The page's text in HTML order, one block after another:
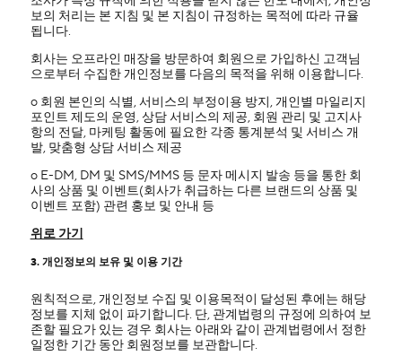
보의 처리는 본 지침 및 본 지침이 규정하는 목적에 따라 규율
됩니다.
회사는 오프라인 매장을 방문하여 회원으로 가입하신 고객님
으로부터 수집한 개인정보를 다음의 목적을 위해 이용합니다.
ο 회원 본인의 식별, 서비스의 부정이용 방지, 개인별 마일리지
포인트 제도의 운영, 상담 서비스의 제공, 회원 관리 및 고지사
항의 전달, 마케팅 활동에 필요한 각종 통계분석 및 서비스 개
발, 맞춤형 상담 서비스 제공
ο E-DM, DM 및 SMS/MMS 등 문자 메시지 발송 등을 통한 회
사의 상품 및 이벤트(회사가 취급하는 다른 브랜드의 상품 및
이벤트 포함) 관련 홍보 및 안내 등
위로 가기
3. 개인정보의 보유 및 이용 기간
원칙적으로, 개인정보 수집 및 이용목적이 달성된 후에는 해당
정보를 지체 없이 파기합니다. 단, 관계법령의 규정에 의하여 보
존할 필요가 있는 경우 회사는 아래와 같이 관계법령에서 정한
일정한 기간 동안 회원정보를 보관합니다.